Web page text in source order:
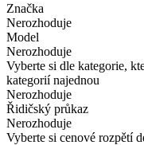
Značka
Nerozhoduje
Model
Nerozhoduje
Vyberte si dle kategorie,
kategorií najednou
Nerozhoduje
Řidičský průkaz
Nerozhoduje
Vyberte si cenové rozpětí